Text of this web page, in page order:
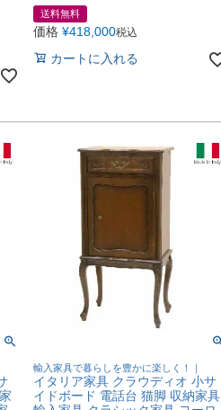
送料無料
価格 ¥418,000税込
カートに入れる
輸入家具で暮らしを豊かに楽しく！｜
イタリア家具 クラウディオ 小サ
イドボード 電話台 猫脚 収納家具